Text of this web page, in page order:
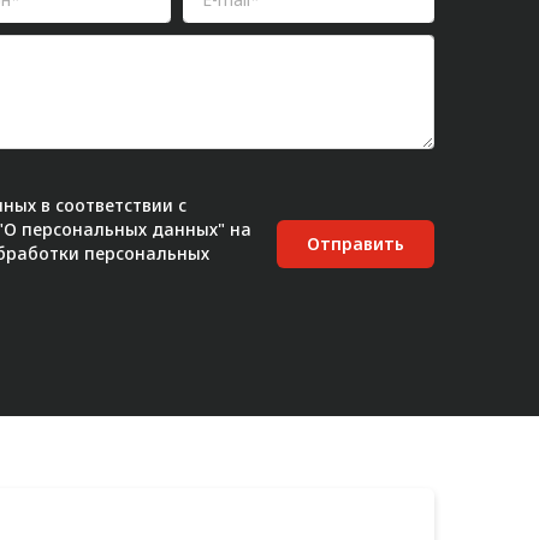
в соответствии с
персональных данных" на
персональных
Отправить